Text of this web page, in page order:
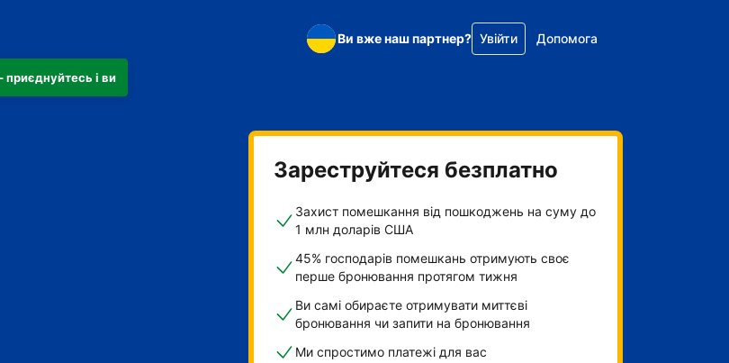
і ви
Ви вже наш партнер? Увійти Допомога
Зареструйтеся безплатно
Захист помешкання від пошкоджень на суму до
1 млн доларів США
45% господарів помешкань отримують своє
перше бронювання протягом тижня
Ви самі обираєте отримувати миттєві
бронювання чи запити на бронювання
Ми спростимо платежі для вас